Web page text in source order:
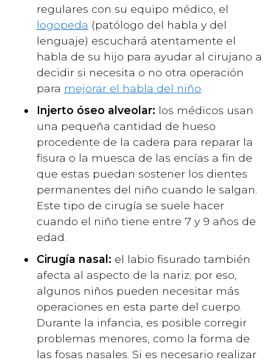
regulares con su equipo médico, el
logopeda (patólogo del habla y del
lenguaje) escuchará atentamente el
habla de su hijo para ayudar al cirujano a
decidir si necesita o no otra operación
para mejorar el habla del niño
Injerto óseo alveolar: los médicos usan
una pequeña cantidad de hueso
procedente de la cadera para reparar la
fisura o la muesca de las encías a fin de
que estas puedan sostener los dientes
permanentes del niño cuando le salgan.
Este tipo de cirugía se suele hacer
cuando el niño tiene entre 7 y 9 años de
edad.
Cirugía nasal: el labio fisurado también
afecta al aspecto de la nariz; por eso,
algunos niños pueden necesitar más
operaciones en esta parte del cuerpo.
Durante la infancia, es posible corregir
problemas menores, como la forma de
las fosas nasales. Si es necesario realizar